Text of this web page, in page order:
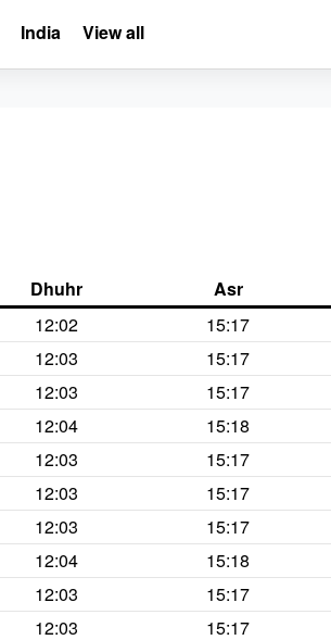
Dhuhr Asr
12:02 15:17
12:03 15:17
12:03 15:17
12:04 15:18
12:03 15:17
12:03 15:17
12:03 15:17
12:04 15:18
12:03 15:17
12:03 15:17
India View all